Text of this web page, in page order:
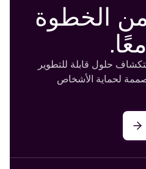
الخطوة
حلول قابلة للتطوير
لحماية الأشخاص